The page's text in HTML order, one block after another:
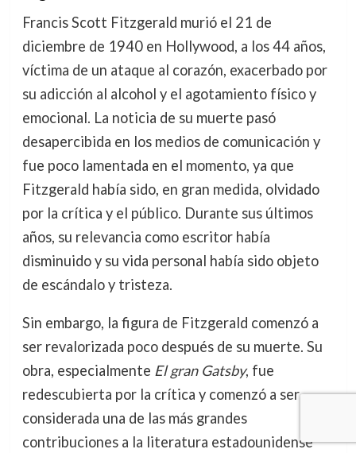
Francis Scott Fitzgerald murió el 21 de
diciembre de 1940 en Hollywood, a los 44 años,
víctima de un ataque al corazón, exacerbado por
su adicción al alcohol y el agotamiento físico y
emocional. La noticia de su muerte pasó
desapercibida en los medios de comunicación y
fue poco lamentada en el momento, ya que
Fitzgerald había sido, en gran medida, olvidado
por la crítica y el público. Durante sus últimos
años, su relevancia como escritor había
disminuido y su vida personal había sido objeto
de escándalo y tristeza.
Sin embargo, la figura de Fitzgerald comenzó a
ser revalorizada poco después de su muerte. Su
obra, especialmente El gran Gatsby, fue
redescubierta por la crítica y comenzó a ser
considerada una de las más grandes
contribuciones a la literatura estadounidense